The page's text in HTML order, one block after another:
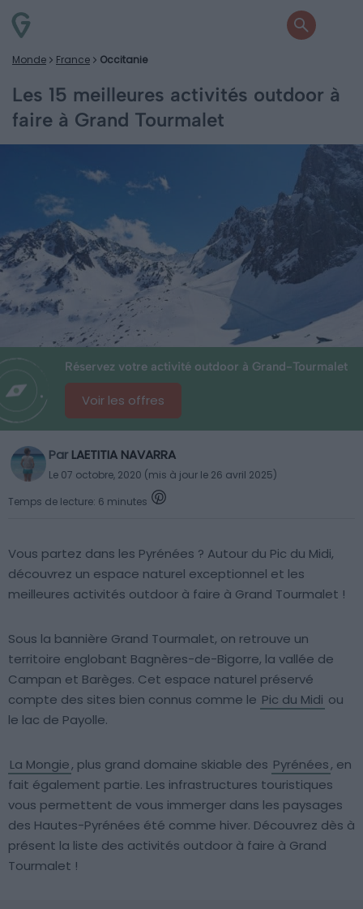
Monde France Occitanie
Les 15 meilleures activités outdoor à
faire à Grand Tourmalet
Réservez votre activité outdoor à Grand-Tourmalet
Voir les offres
Par LAETITIA NAVARRA
Le 07 octobre, 2020 (mis à jour le 26 avril 2025)
Temps de lecture: 6 minutes
Vous partez dans les Pyrénées ? Autour du Pic du Midi,
découvrez un espace naturel exceptionnel et les
meilleures activités outdoor à faire à Grand Tourmalet !
Sous la bannière Grand Tourmalet, on retrouve un
territoire englobant Bagnères-de-Bigorre, la vallée de
Campan et Barèges. Cet espace naturel préservé
compte des sites bien connus comme le Pic du Midi ou
le lac de Payolle.
La Mongie, plus grand domaine skiable des Pyrénées, en
fait également partie. Les infrastructures touristiques
vous permettent de vous immerger dans les paysages
des Hautes-Pyrénées été comme hiver. Découvrez dès à
présent la liste des activités outdoor à faire à Grand
Tourmalet !